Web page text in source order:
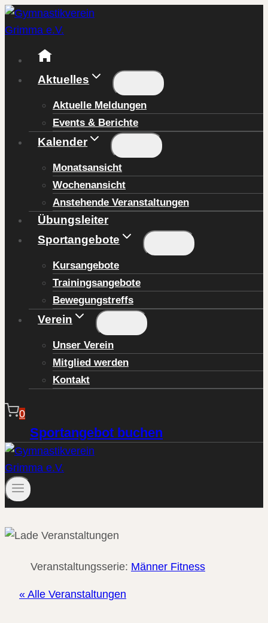
Zum
Inhalt
springen
Aktuelles
Aktuelle Meldungen
Events & Berichte
Kalender
Monatsansicht
Wochenansicht
Anstehende Veranstaltungen
Übungsleiter
Sportangebote
Kursangebote
Trainingsangebote
Bewegungstreffs
Verein
Unser Verein
Mitglied werden
Kontakt
0
Sportangebot buchen
Veranstaltungsserie: Männer Fitness
« Alle Veranstaltungen